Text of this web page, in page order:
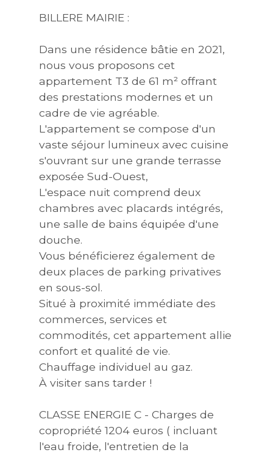
BILLERE MAIRIE :
Dans une résidence bâtie en 2021,
nous vous proposons cet
appartement T3 de 61 m² offrant
des prestations modernes et un
cadre de vie agréable.
L'appartement se compose d'un
vaste séjour lumineux avec cuisine
s'ouvrant sur une grande terrasse
exposée Sud-Ouest,
L'espace nuit comprend deux
chambres avec placards intégrés,
une salle de bains équipée d'une
douche.
Vous bénéficierez également de
deux places de parking privatives
en sous-sol.
Situé à proximité immédiate des
commerces, services et
commodités, cet appartement allie
confort et qualité de vie.
Chauffage individuel au gaz.
À visiter sans tarder !
CLASSE ENERGIE C - Charges de
copropriété 1204 euros ( incluant
l'eau froide, l'entretien de la